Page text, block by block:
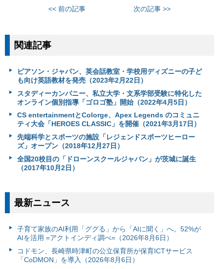
<< 前の記事 次の記事 >>
関連記事
ピアソン・ジャパン、英会話教室・学校用ディズニーの子ど
も向け英語教材を発売（2023年2月22日）
スタディーカンパニー、私立大学・文系学部受験に特化した
オンライン個別指導「ゴロゴ塾」開始（2022年4月5日）
CS entertainmentとColorge、Apex Legends のコミュニ
ティ大会「HEROES CLASSIC」を開催（2021年3月17日）
先端科学とスポーツの施設「レジェンドスポーツヒーロー
ズ」オープン（2018年12月27日）
全国20校目の「ドローンスクールジャパン」が茨城に誕生
（2017年10月2日）
最新ニュース
子育て家族のAI利用「ググる」から「AIに聞く」へ。52%が
AIを活用 =アクトインディ調べ=（2026年8月6日）
コドモン、長崎県時津町の公立保育所が保育ICTサービス
「CoDMON」を導入（2026年8月6日）